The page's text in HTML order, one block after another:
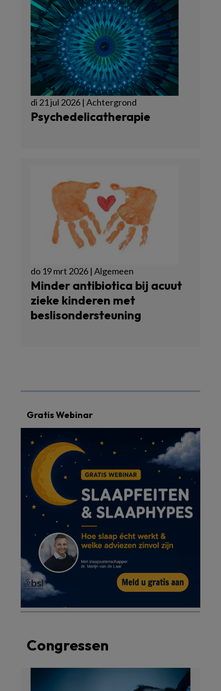
di 21 jul 2026 | Achtergrond
Psychedelicatherapie
do 19 mrt 2026 | Algemeen
Minder antibiotica bij acuut
zieke kinderen met
beslisondersteuning
Gratis Webinar
Congressen